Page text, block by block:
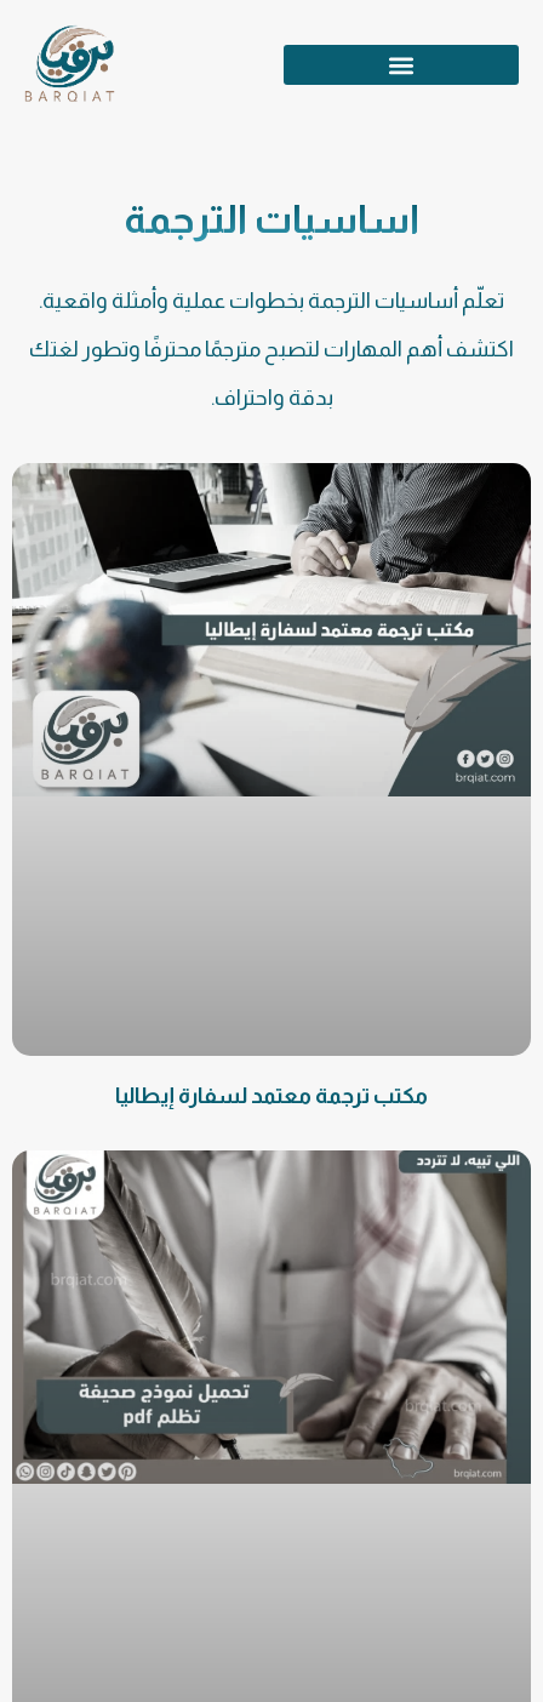
أساسيات الترجمة
تعلّم أساسيات الترجمة بخطوات عملية وأمثلة واقعية.
اكتشف أهم المهارات لتصبح مترجمًا محترفًا وتطور لغتك
بدقة واحتراف.
مكتب ترجمة معتمد لسفارة إيطاليا